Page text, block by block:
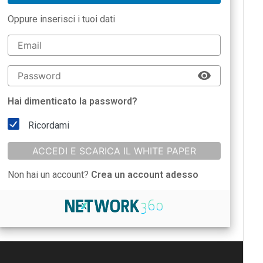
Oppure inserisci i tuoi dati
Hai dimenticato la password?
Ricordami
ACCEDI E SCARICA IL WHITE PAPER
Non hai un account? Crea un account adesso